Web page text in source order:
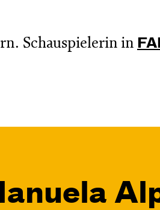
Schauspielerin in